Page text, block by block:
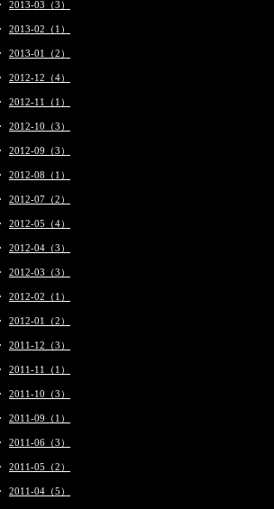
2013-03（3）
2013-02（1）
2013-01（2）
2012-12（4）
2012-11（1）
2012-10（3）
2012-09（3）
2012-08（1）
2012-07（2）
2012-05（4）
2012-04（3）
2012-03（3）
2012-02（1）
2012-01（2）
2011-12（3）
2011-11（1）
2011-10（3）
2011-09（1）
2011-06（3）
2011-05（2）
2011-04（5）